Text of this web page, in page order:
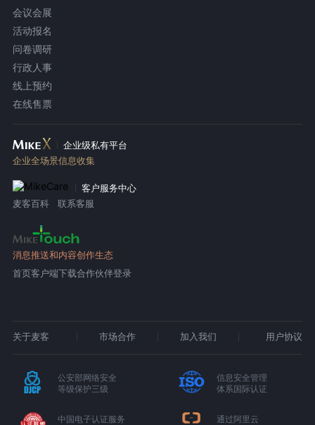
会议会展
活动报名
问卷调研
行政人事
线上预约
在线售票
企业级私有平台
企业全场景信息收集
客户服务中心
麦客百科
联系客服
消息推送和内容创作生态
首页客户端下载合作伙伴登录
关于麦客 市场合作 加入我们 用户协议
公安部网络安全
等级保护三级
信息安全管理
体系国际认证
中国电子认证服务
通过阿里云